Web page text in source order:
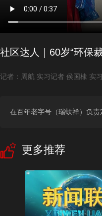
社区达人｜60岁“环保
记者：周航 实习记者 侯国棣 实
在百年老字号（瑞蚨祥）负
更多推荐